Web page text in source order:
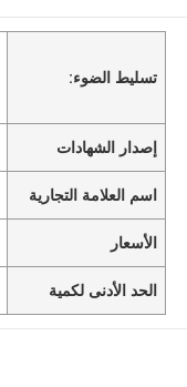
تسليط الضوء:
إصدار الشهادات
اسم العلامة التجارية
الأسعار
الحد الأدنى لكمية